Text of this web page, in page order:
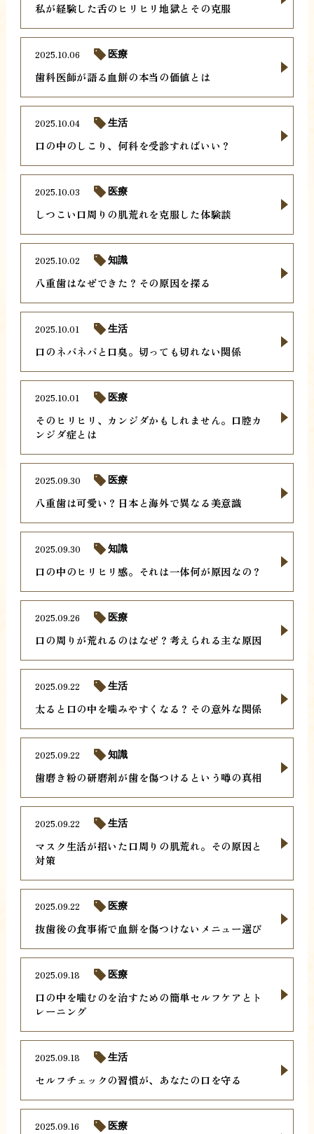
私が経験した舌のヒリヒリ地獄とその克服
歯科医師が語る血餅の本当の価値とは
2025.10.06 医療
口の中のしこり、何科を受診すればいい？
2025.10.04 生活
しつこい口周りの肌荒れを克服した体験談
2025.10.03 医療
八重歯はなぜできた？その原因を探る
2025.10.02 知識
口のネバネバと口臭。切っても切れない関係
2025.10.01 生活
そのヒリヒリ、カンジダかもしれません。口腔カ
ンジダ症とは
2025.10.01 医療
八重歯は可愛い？日本と海外で異なる美意識
2025.09.30 医療
口の中のヒリヒリ感。それは一体何が原因なの？
2025.09.30 知識
口の周りが荒れるのはなぜ？考えられる主な原因
2025.09.26 医療
太ると口の中を噛みやすくなる？その意外な関係
2025.09.22 生活
歯磨き粉の研磨剤が歯を傷つけるという噂の真相
2025.09.22 知識
マスク生活が招いた口周りの肌荒れ。その原因と
対策
2025.09.22 生活
抜歯後の食事術で血餅を傷つけないメニュー選び
2025.09.22 医療
口の中を噛むのを治すための簡単セルフケアとト
レーニング
2025.09.18 医療
セルフチェックの習慣が、あなたの口を守る
2025.09.18 生活
2025.09.16 医療